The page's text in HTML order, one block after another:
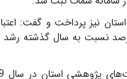
وی به توضیح اولویت‌های پژوهشی سال 99